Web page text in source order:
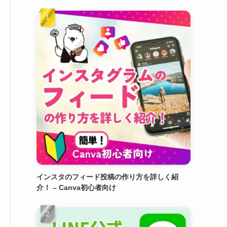
インスタのフィード投稿の作り方を詳しく紹
介！ – Canva初心者向け